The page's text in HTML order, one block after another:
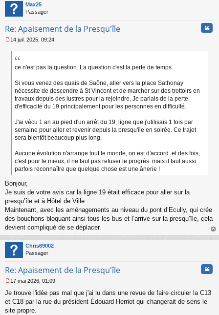
u
Max25
Passager
Re: Apaisement de la Presqu'île
e
14 juil. 2025, 09:24
ce n'est pas la question. La question c'est la perte de temps.
Si vous venez des quais de Saône, aller vers la place Sathonay
nécessite de descendre à St Vincent et de marcher sur des trottoirs en
travaux depuis des lustres pour la rejoindre. Je parlais de la perte
d'efficacité du 19 principalement pour les personnes en difficulté.
J'ai vécu 1 an au pied d'un arrêt du 19, ligne que j'utilisais 1 fois par
semaine pour aller et revenir depuis la presqu'île en soirée. Ce trajet
sera bientôt beaucoup plus long.
Aucune évolution n'arrange tout le monde, on est d'accord. et des fois,
c'est pour le mieux, il ne faut pas refuser le progrès. mais il faut aussi
parfois reconnaître que quelque chose est une ânerie !
Bonjour,
Je suis de votre avis car la ligne 19 était efficace pour aller sur la
presqu’île et à Hôtel de Ville .
Maintenant, avec les aménagements au niveau du pont d’Ecully, qui crée
des bouchons bloquant ainsi tous les bus et l’arrive sur la presqu’île, cela
devient compliqué de se déplacer.
au
Chris69002
Passager
Re: Apaisement de la Presqu'île
e
s
s
17 mai 2026, 01:09
Je trouve l'idée pas mal que j'ai lu dans une revue de faire circuler la C13
et C18 par la rue du président Édouard Herriot qui changerait de sens le
site propre.